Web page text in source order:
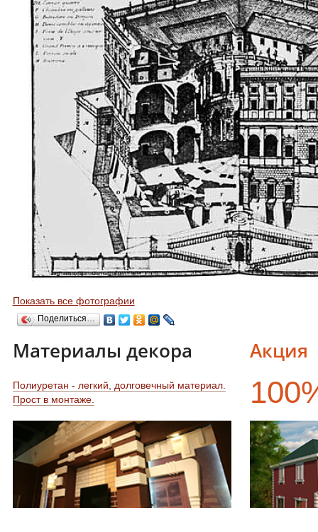
Показать все фотографии
Поделиться…
Акция
Материалы декора
Полиуретан - легкий, долговечный материал.
Прост в монтаже.